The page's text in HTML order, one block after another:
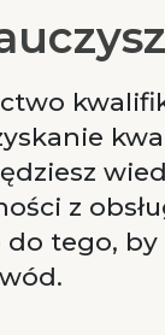
z
do tego,